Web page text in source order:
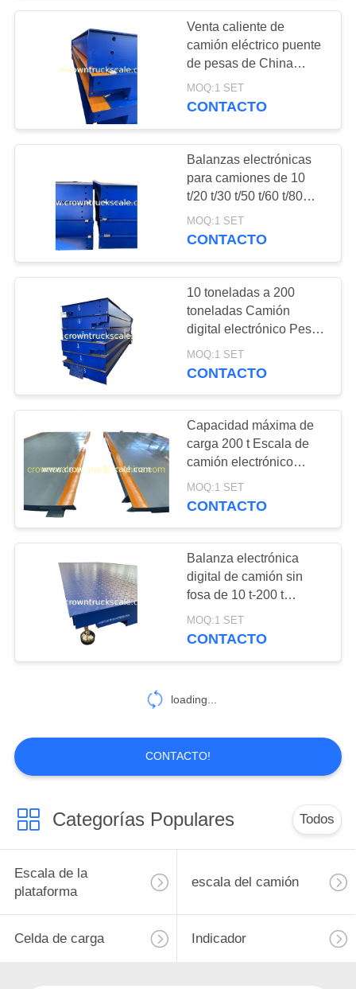
Venta caliente de
camión eléctrico puente
de pesas de China
fabricante
MOQ:1 SET
CONTACTO
Balanzas electrónicas
para camiones de 10
t/20 t/30 t/50 t/60 t/80
t/100 t/120 t/150 t/180
t/200 t
MOQ:1 SET
CONTACTO
10 toneladas a 200
toneladas Camión
digital electrónico Pesas
de puente Camión de
balanza Balanzas de
MOQ:1 SET
CONTACTO
Capacidad máxima de
carga 200 t Escala de
camión electrónico
digital con célula de
carga Keli de alta
MOQ:1 SET
CONTACTO
Balanza electrónica
digital de camión sin
fosa de 10 t-200 t
Puente de pesaje para
la pesaje de camiones
MOQ:1 SET
CONTACTO
loading...
CONTACTO!
Categorías Populares Todos
Escala de la
plataforma
escala del camión
Celda de carga Indicador